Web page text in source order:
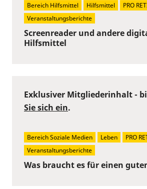
Screenreader und andere
Hilfsmittel
Bereich Hilfsmittel Hilfsmittel PRO
Veranstaltungsberichte
Was braucht es für einen
Exklusiver Mitgliederinhalt -
Sie sich ein.
Bereich Soziale Medien Leben PRO
Veranstaltungsberichte